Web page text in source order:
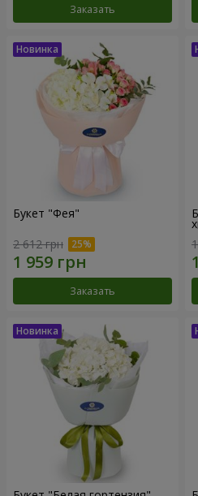
Заказать
Букет "Фея"
2 612 грн
Заказать